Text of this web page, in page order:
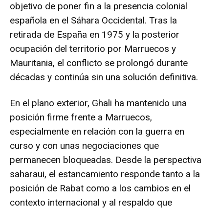
objetivo de poner fin a la presencia colonial
española en el Sáhara Occidental. Tras la
retirada de España en 1975 y la posterior
ocupación del territorio por Marruecos y
Mauritania, el conflicto se prolongó durante
décadas y continúa sin una solución definitiva.
En el plano exterior, Ghali ha mantenido una
posición firme frente a Marruecos,
especialmente en relación con la guerra en
curso y con unas negociaciones que
permanecen bloqueadas. Desde la perspectiva
saharaui, el estancamiento responde tanto a la
posición de Rabat como a los cambios en el
contexto internacional y al respaldo que